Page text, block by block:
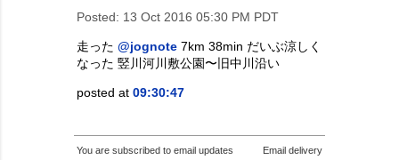
Posted: 13 Oct 2016 05:30 PM PDT
走った @jognote 7km 38min だいぶ涼しく
なった 竪川河川敷公園〜旧中川沿い
posted at 09:30:47
You are subscribed to email updates
Email delivery